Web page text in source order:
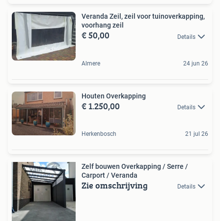
Veranda Zeil, zeil voor tuinoverkapping,
voorhang zeil
€ 50,00 Details
Almere 24 jun 26
Houten Overkapping
€ 1.250,00 Details
Herkenbosch 21 jul 26
Zelf bouwen Overkapping / Serre /
Carport / Veranda
Zie omschrijving Details